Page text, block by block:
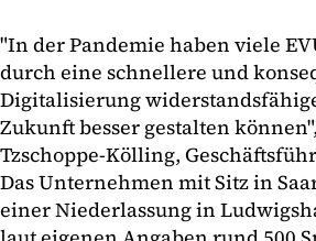
"In der Pandemie haben viele
durch eine schnellere und
Digitalisierung
Zukunft besser gestalten
Tzschoppe-Kölling,
Das Unternehmen mit Sitz in
einer Niederlassung in